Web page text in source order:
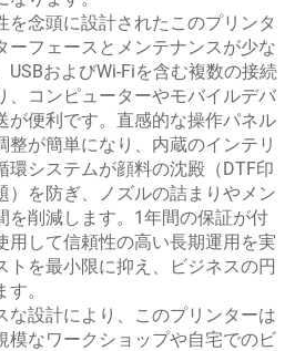
を念頭に設計されたこのプリンタ
ーフェースとメンテナンスが少な
USBおよびWi-Fiを含む複数の接続
、コンピューターやモバイルデバ
が便利です。直感的な操作パネル
整が簡単になり、内蔵のインテリ
環システムが顔料の沈殿（DTF印
）を防ぎ、ノズルの詰まりやメン
を削減します。1年間の保証が付
用して信頼性の高い長期運用を実
トを最小限に抑え、ビジネスの円
。
な設計により、このプリンターは
模なワークショップや自宅でのビ